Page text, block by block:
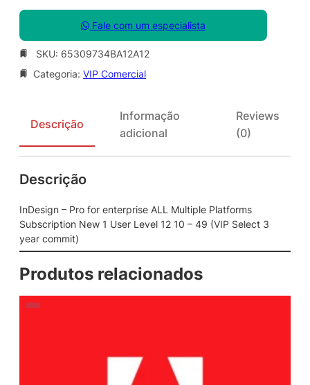
Fale com um especialista
SKU: 65309734BA12A12
Categoria: VIP Comercial
Descrição
Informação
adicional
Reviews
(0)
Descrição
InDesign – Pro for enterprise ALL Multiple Platforms
Subscription New 1 User Level 12 10 – 49 (VIP Select 3
year commit)
Produtos relacionados